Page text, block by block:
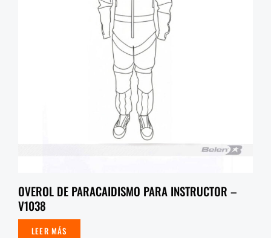
OVEROL DE PARACAIDISMO PARA INSTRUCTOR –
V1038
LEER MÁS